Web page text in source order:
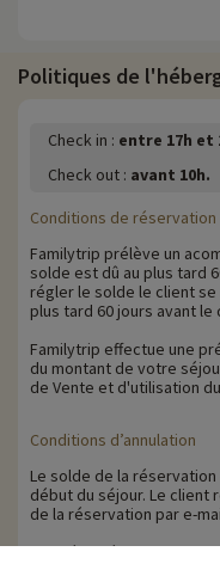
Politiques de
Check in : entre 17h et
Check out : avant 10h.
Conditions de réservation
Familytrip prélève un
solde est dû au plus tard
régler le solde le client
plus tard 60 jours avant le
Familytrip effectue une
du montant de votre
de Vente et d'utilisation
Conditions d’annulation
Le solde de la
début du séjour. Le client
de la réservation par e-
Les pénalités